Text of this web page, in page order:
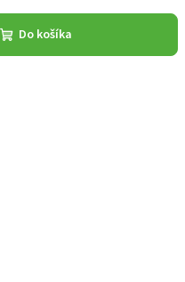
Do košíka